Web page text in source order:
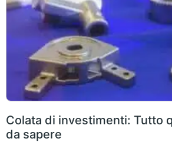
Colata di investimenti: Tutto
da sapere